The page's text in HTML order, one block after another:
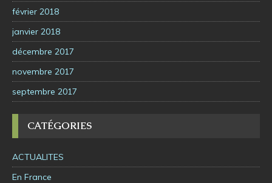
février 2018
janvier 2018
décembre 2017
novembre 2017
septembre 2017
CATÉGORIES
ACTUALITES
En France